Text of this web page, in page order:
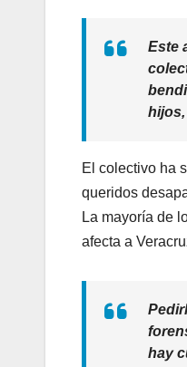
Este
El colectivo ha
queridos
La mayoría de
afecta a
hay